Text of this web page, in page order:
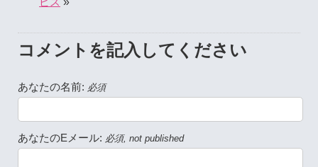
コメントを記入してください
あなたの名前: 必須
あなたのEメール: 必須, not published